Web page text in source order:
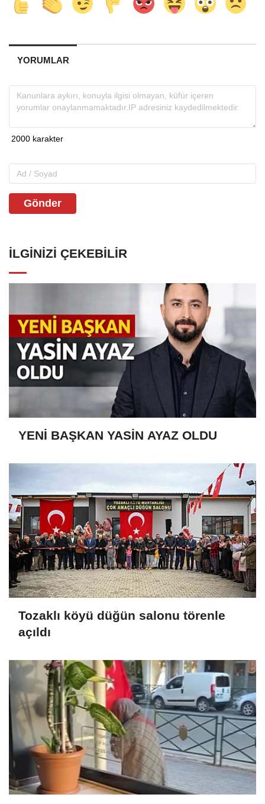
YORUMLAR
Gönder
İLGINIZI ÇEKEBILIR
YENİ BAŞKAN YASİN AYAZ OLDU
Tozaklı köyü düğün salonu törenle
açıldı